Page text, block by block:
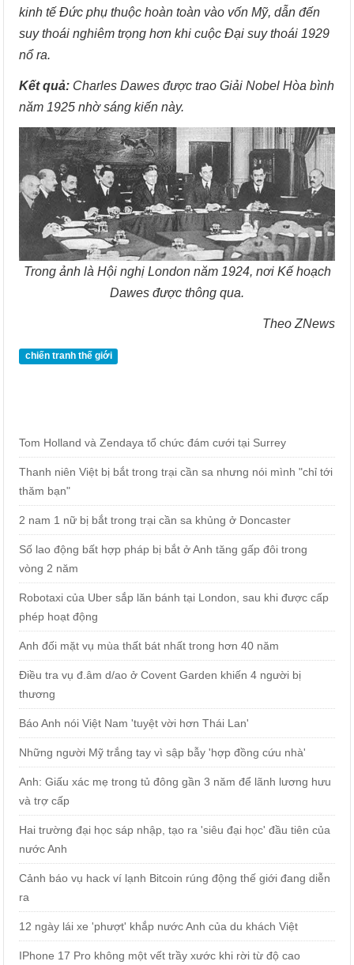
kinh tế Đức phụ thuộc hoàn toàn vào vốn Mỹ, dẫn đến
suy thoái nghiêm trọng hơn khi cuộc Đại suy thoái 1929
nổ ra.
Kết quả: Charles Dawes được trao Giải Nobel Hòa bình
năm 1925 nhờ sáng kiến này.
Trong ảnh là Hội nghị London năm 1924, nơi Kế hoạch
Dawes được thông qua.
Theo ZNews
chiến tranh thế giới
Tom Holland và Zendaya tổ chức đám cưới tại Surrey
Thanh niên Việt bị bắt trong trại cần sa nhưng nói mình "chỉ tới
thăm bạn"
2 nam 1 nữ bị bắt trong trại cần sa khủng ở Doncaster
Số lao động bất hợp pháp bị bắt ở Anh tăng gấp đôi trong
vòng 2 năm
Robotaxi của Uber sắp lăn bánh tại London, sau khi được cấp
phép hoạt động
Anh đối mặt vụ mùa thất bát nhất trong hơn 40 năm
Điều tra vụ đ.âm d/ao ở Covent Garden khiến 4 người bị
thương
Báo Anh nói Việt Nam 'tuyệt vời hơn Thái Lan'
Những người Mỹ trắng tay vì sập bẫy 'hợp đồng cứu nhà'
Anh: Giấu xác mẹ trong tủ đông gần 3 năm để lãnh lương hưu
và trợ cấp
Hai trường đại học sáp nhập, tạo ra 'siêu đại học' đầu tiên của
nước Anh
Cảnh báo vụ hack ví lạnh Bitcoin rúng động thế giới đang diễn
ra
12 ngày lái xe 'phượt' khắp nước Anh của du khách Việt
IPhone 17 Pro không một vết trầy xước khi rời từ độ cao